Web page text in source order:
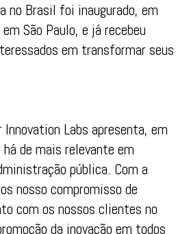
no Brasil foi inaugurado, em
São Paulo, e já recebeu
em transformar seus
Innovation Labs apresenta, em
de mais relevante em
pública. Com a
nosso compromisso de
com os nossos clientes no
da inovação em todos